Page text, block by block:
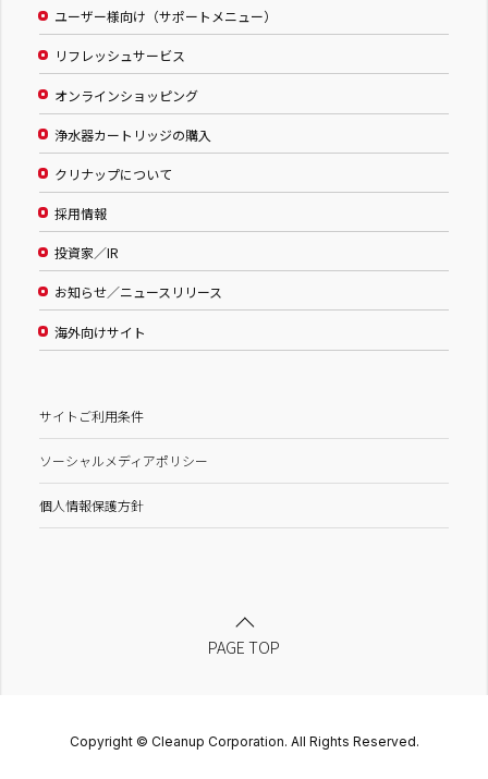
ユーザー様向け（サポートメニュー）
リフレッシュサービス
オンラインショッピング
浄水器カートリッジの購入
クリナップについて
採用情報
投資家／IR
お知らせ／ニュースリリース
海外向けサイト
サイトご利用条件
ソーシャルメディアポリシー
個人情報保護方針
PAGE TOP
Copyright © Cleanup Corporation. All Rights Reserved.